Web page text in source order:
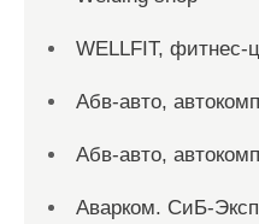
WELLFIT, фитнес-
Абв-авто,
Абв-авто,
Аварком. СиБ-